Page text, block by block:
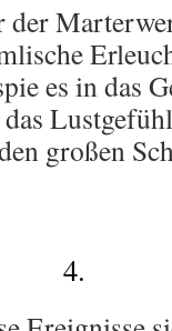
der
es in das
großen
4.